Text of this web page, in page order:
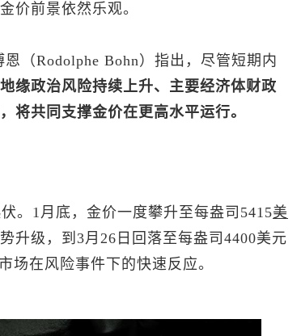
价前景依然乐观。
恩（Rodolphe Bohn）指出，尽管短期内
地缘政治风险持续上升、主要经济体财政
将共同支撑金价在更高水平运行。
。1月底，金价一度攀升至每盎司5415美
升级，到3月26日回落至每盎司4400美元
场在风险事件下的快速反应。